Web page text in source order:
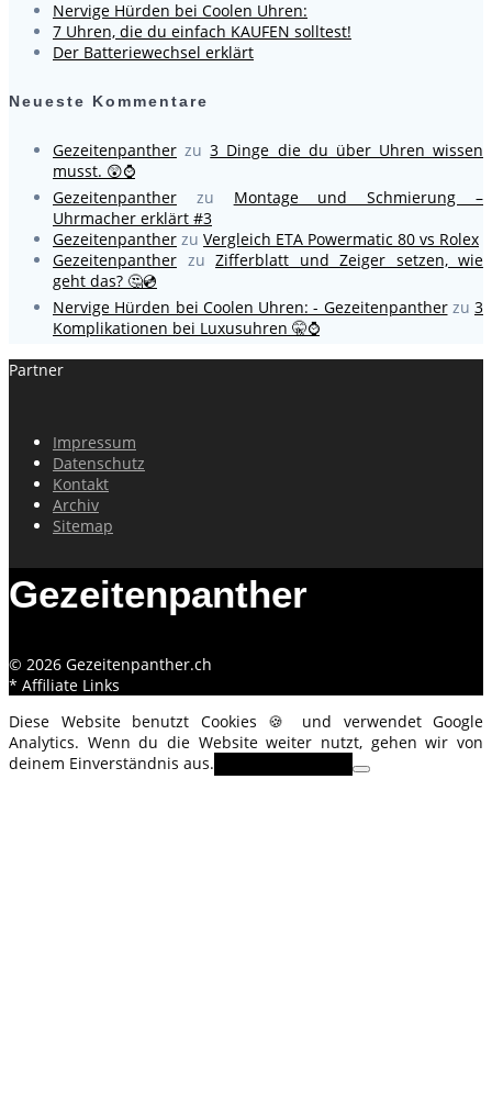
Nervige Hürden bei Coolen Uhren:
7 Uhren, die du einfach KAUFEN solltest!
Der Batteriewechsel erklärt
Neueste Kommentare
Gezeitenpanther zu3 Dinge die du über Uhren wissen
musst. 😲⌚
Gezeitenpanther zu Montage und Schmierung –
Uhrmacher erklärt #3
Gezeitenpanther zu Vergleich ETA Powermatic 80 vs Rolex
Gezeitenpanther zu Zifferblatt und Zeiger setzen, wie
geht das? 🤔💿
Nervige Hürden bei Coolen Uhren: - Gezeitenpantherzu 3
Komplikationen bei Luxusuhren 🤫⌚
Partner
Impressum
Datenschutz
Kontakt
Archiv
Sitemap
Gezeitenpanther
© 2026 Gezeitenpanther.ch
* Affiliate Links
Diese Website benutzt Cookies 🍪 und verwendet Google
Analytics. Wenn du die Website weiter nutzt, gehen wir von
deinem Einverständnis aus.